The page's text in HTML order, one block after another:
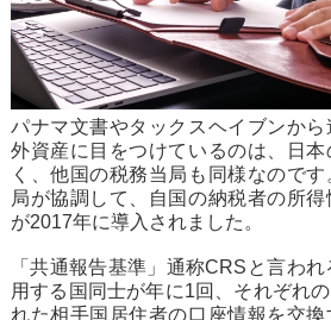
パナマ文書やタックスヘイブンか
外資産に目をつけているのは、日
く、他国の税務当局も同様なので
局が協調して、自国の納税者の所
が2017年に導入されました。
「共通報告基準」通称CRSと言わ
用する国同士が年に1回、それぞれ
れた相手国居住者の口座情報を交換